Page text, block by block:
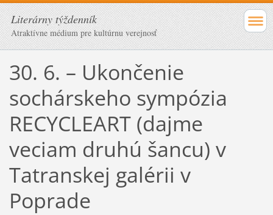
Literárny týždenník
Atraktívne médium pre kultúrnu verejnosť
30. 6. – Ukončenie
sochárskeho sympózia
RECYCLEART (dajme
veciam druhú šancu) v
Tatranskej galérii v
Poprade